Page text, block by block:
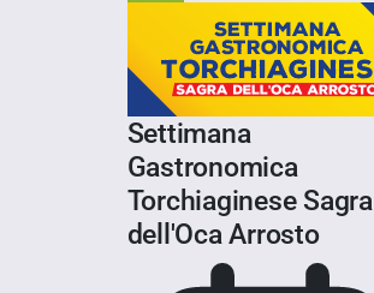
Settimana
Gastronomica
Torchiaginese Sagra
dell'Oca Arrosto